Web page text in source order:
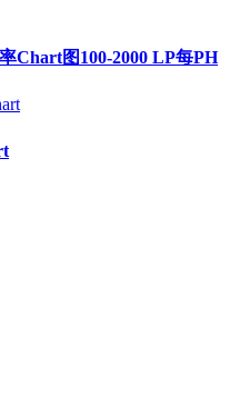
Chart图100-2000 LP每PH